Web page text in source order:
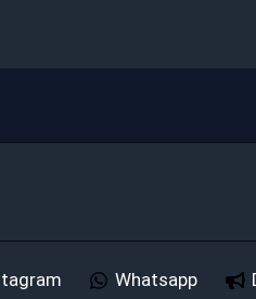
Whatsapp